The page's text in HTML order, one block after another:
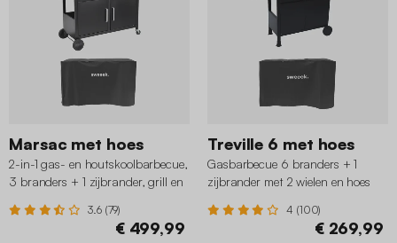
Marsac met hoes
2-in-1 gas- en houtskoolbarbecue,
3 branders + 1 zijbrander, grill en
3.6 (79)
€ 499,99
Treville 6 met hoes
Gasbarbecue 6 branders + 1
zijbrander met 2 wielen en hoes
4 (100)
€ 269,99